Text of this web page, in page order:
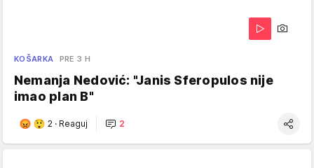
KOŠARKA PRE 3 H
Nemanja Nedović: "Janis Sferopulos nije
imao plan B"
2 · Reaguj 2